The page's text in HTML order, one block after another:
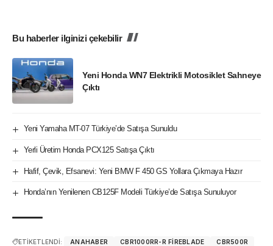
Bu haberler ilginizi çekebilir
Yeni Honda WN7 Elektrikli Motosiklet Sahneye
Çıktı
Yeni Yamaha MT-07 Türkiye’de Satışa Sunuldu
Yerli Üretim Honda PCX125 Satışa Çıktı
Hafif, Çevik, Efsanevi: Yeni BMW F 450 GS Yollara Çıkmaya Hazır
Honda’nın Yenilenen CB125F Modeli Türkiye’de Satışa Sunuluyor
ETİKETLENDİ: ANAHABER CBR1000RR-R FIREBLADE
CBR500R